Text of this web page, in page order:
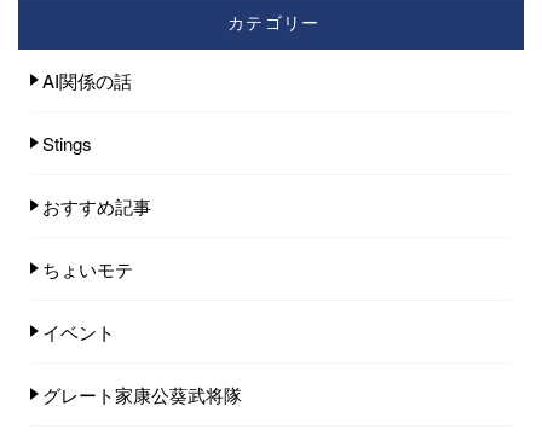
カテゴリー
AI関係の話
Stings
おすすめ記事
ちょいモテ
イベント
グレート家康公葵武将隊